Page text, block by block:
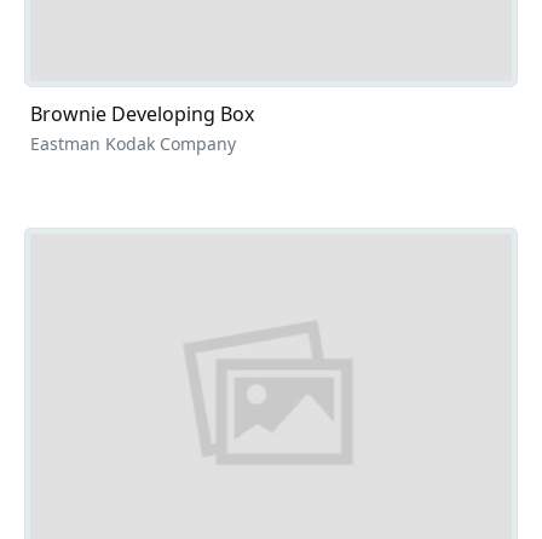
Brownie Developing Box
Eastman Kodak Company